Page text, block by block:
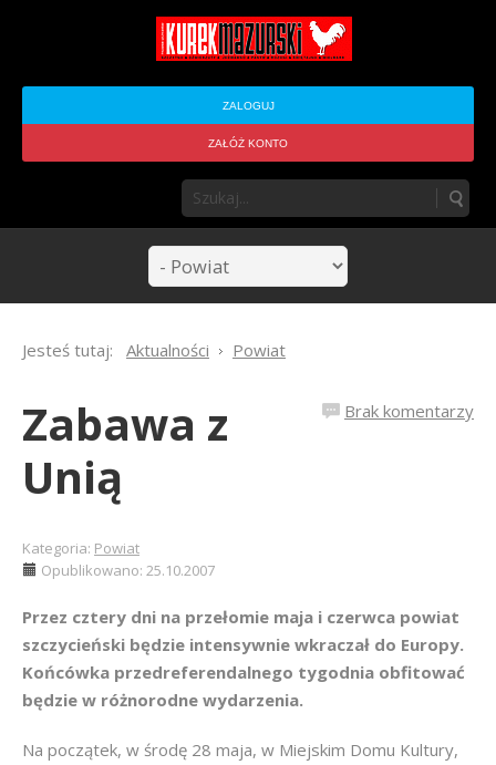
ZALOGUJ
ZAŁÓŻ KONTO
Jesteś tutaj: Aktualności Powiat
Brak komentarzy
Zabawa z
Unią
Kategoria: Powiat
Opublikowano: 25.10.2007
Przez cztery dni na przełomie maja i czerwca powiat
szczycieński będzie intensywnie wkraczał do Europy.
Końcówka przedreferendalnego tygodnia obfitować
będzie w różnorodne wydarzenia.
Na początek, w środę 28 maja, w Miejskim Domu Kultury,